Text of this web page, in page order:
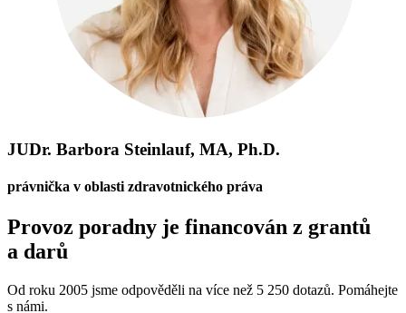
JUDr. Barbora Steinlauf, MA, Ph.D.
právnička v oblasti zdravotnického práva
Provoz poradny je financován z grantů
a darů
Od roku 2005 jsme odpověděli na více než 5 250 dotazů. Pomáhejte
s námi.